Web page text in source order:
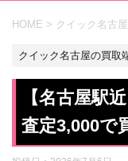
HOME > クイック名古
クイック名古屋の買取
【名古屋駅
査定3,000で